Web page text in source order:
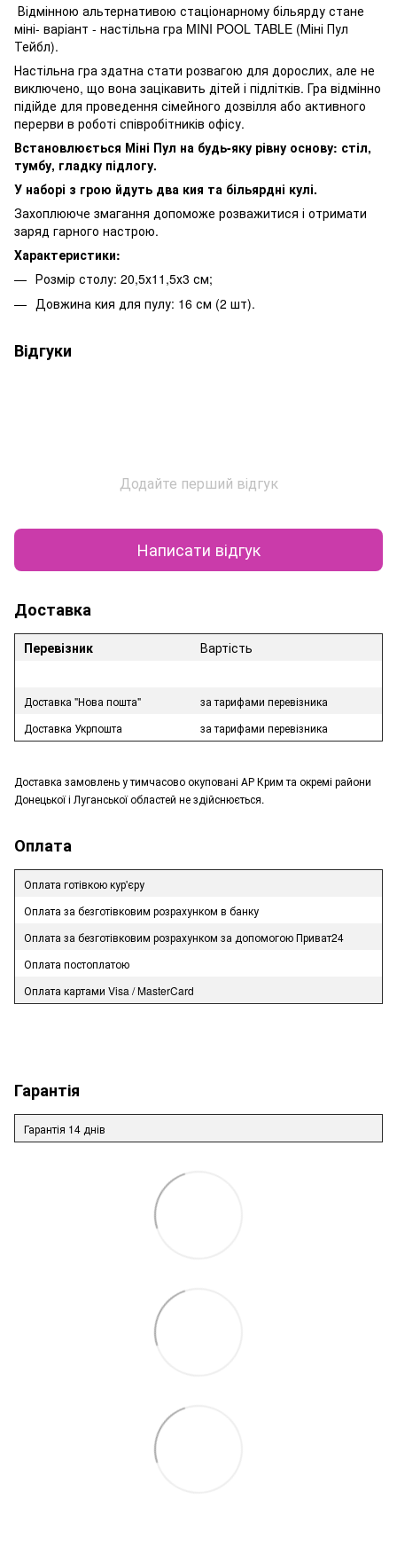
Відмінною альтернативою стаціонарному більярду стане
міні- варіант - настільна гра MINI POOL TABLE (Міні Пул
Тейбл).
Настільна гра здатна стати розвагою для дорослих, але не
виключено, що вона зацікавить дітей і підлітків. Гра відмінно
підійде для проведення сімейного дозвілля або активного
перерви в роботі співробітників офісу.
Встановлюється Міні Пул на будь-яку рівну основу: стіл,
тумбу, гладку підлогу.
У наборі з грою йдуть два кия та більярдні кулі.
Захоплююче змагання допоможе розважитися і отримати
заряд гарного настрою.
Характеристики:
Розмір столу: 20,5х11,5х3 см;
Довжина кия для пулу: 16 см (2 шт).
Відгуки
Додайте перший відгук
Написати відгук
Доставка
Перевізник Вартість
Доставка "Нова пошта"
за тарифами перевізника
Доставка Укрпошта
за тарифами перевізника
Доставка замовлень у тимчасово окуповані АР Крим та окремі райони
Донецької і Луганської областей не здійснюється.
Оплата
Оплата готівкою кур'єру
Оплата за безготівковим розрахунком в банку
Оплата за безготівковим розрахунком за допомогою Приват24
Оплата постоплатою
Оплата картами Visa / MasterCard
Гарантія
Гарантія 14 днів